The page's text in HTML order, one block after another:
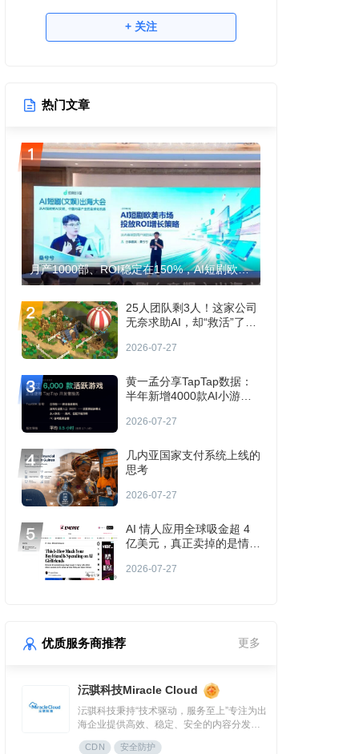
+ 关注
热门文章
月产1000部、ROI稳定在150%，AI短剧欧美生意怎么跑通？
25人团队剩3人！这家公司
无奈求助AI，却“救活”了收
2026-07-27
黄一孟分享TapTap数据：
半年新增4000款AI小游
2026-07-27
几内亚国家支付系统上线的
思考
2026-07-27
AI 情人应用全球吸金超 4
亿美元，真正卖掉的是情绪
2026-07-27
优质服务商推荐 更多
沄骐科技Miracle Cloud
沄骐科技秉持“技术驱动，服务至上”专注为出
海企业提供高效、稳定、安全的内容分发
（CDN）与云服务解决方案，是全球边缘云
领导者Fastly中国区首个合作伙伴。团队由业
CDN 安全防护